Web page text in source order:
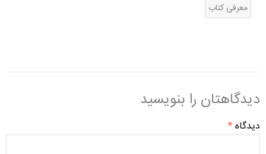
معرفی کتاب
دیدگاهتان را بنویسید
دیدگاه*